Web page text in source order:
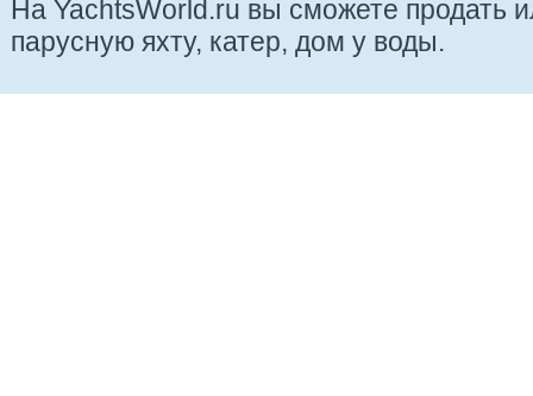
На YachtsWorld.ru вы сможете продать
парусную яхту, катер, дом у воды.